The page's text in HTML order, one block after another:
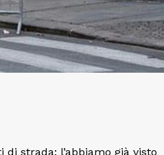
strada: l’abbiamo già visto